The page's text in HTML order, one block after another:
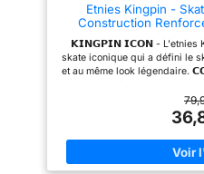
Etnies Kingpin -
Construction
𝗞𝗜𝗡𝗚𝗣𝗜𝗡 𝗜𝗖𝗢𝗡 - L'etnies
skate iconique qui a défini le
et au même look
répétés, aux grinds et aux
𝗖𝗢𝗡𝗙𝗢𝗥𝗧 𝗖𝗢𝗨𝗦𝗦𝗜𝗡𝗘 - Insole
absorbent les impacts à
prolongées sans fatigue.
pour l'environnement,
d'arbres avec le soutien